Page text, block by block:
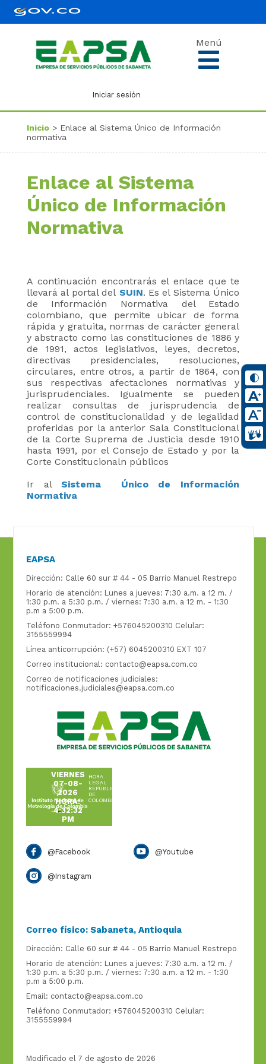
Menú
Iniciar sesión
Inicio> Enlace al Sistema Único de Información
normativa
Enlace al Sistema
Único de Información
Normativa
A continuación encontrarás el enlace que te
llevará al portal del SUIN. Es el Sistema Único
de Información Normativa del Estado
colombiano, que permite ubicar de forma
rápida y gratuita, normas de carácter general
y abstracto como las constituciones de 1886 y
de 1991, actos legislativos, leyes, decretos,
directivas presidenciales, resoluciones,
circulares, entre otros, a partir de 1864, con
sus respectivas afectaciones normativas y
jurisprudenciales. Igualmente se pueden
realizar consultas de jurisprudencia de
control de constitucionalidad y de legalidad
proferidas por la anterior Sala Constitucional
de la Corte Suprema de Justicia desde 1910
hasta 1991, por el Consejo de Estado y por la
Corte Constitucionaln públicos
Ir alSistema Único de Información
Normativa
EAPSA
Dirección: Calle 60 sur # 44 - 05 Barrio Manuel Restrepo
Horario de atención: Lunes a jueves: 7:30 a.m. a 12 m. /
1:30 p.m. a 5:30 p.m. / viernes: 7:30 a.m. a 12 m. - 1:30
p.m a 5:00 p.m.
Teléfono Conmutador: +576045200310 Celular:
3155559994
Línea anticorrupción: (+57) 6045200310 EXT 107
Correo institucional: contacto@eapsa.com.co
Correo de notificaciones judiciales:
notificaciones.judiciales@eapsa.com.co
VIERNES
07-08-
2026
HORA:
4:32:32
PM
HORA
LEGAL
REPÚBLICA
DE
COLOMBIA
@Facebook @Youtube
@Instagram
Correo físico: Sabaneta, Antioquia
Dirección: Calle 60 sur # 44 - 05 Barrio Manuel Restrepo
Horario de atención: Lunes a jueves: 7:30 a.m. a 12 m. /
1:30 p.m. a 5:30 p.m. / viernes: 7:30 a.m. a 12 m. - 1:30
p.m a 5:00 p.m.
Email: contacto@eapsa.com.co
Teléfono Conmutador: +576045200310 Celular:
3155559994
Modificado el 7 de agosto de 2026